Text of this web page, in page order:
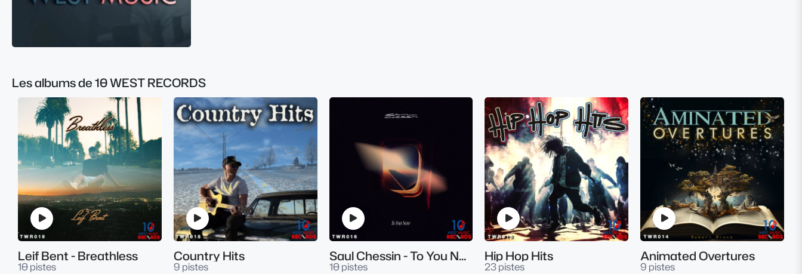
Les albums de 10 WEST RECORDS
Leif Bent - Breathless
10 pistes
Country Hits
9 pistes
Saul Chessin - To You Now
10 pistes
Hip Hop Hits
23 pistes
Animated Overtures
9 pistes